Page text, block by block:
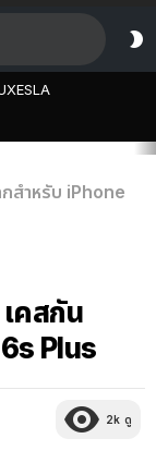
สำหรับ iPhone
คสกัน
Plus
2k ดู